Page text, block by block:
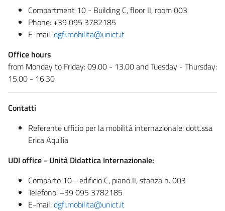
Compartment 10 - Building C, floor II, room 003
Phone: +39 095 3782185
E-mail:dgfi.mobilita@unict.it
Office hours
from Monday to Friday: 09.00 - 13.00 and Tuesday - Thursday:
15.00 - 16.30
Contatti
Referente ufficio per la mobilità internazionale: dott.ssa
Erica Aquilia
UDI office - Unità Didattica Internazionale:
Comparto 10 - edificio C, piano II, stanza n. 003
Telefono: +39 095 3782185
E-mail:dgfi.mobilita@unict.it